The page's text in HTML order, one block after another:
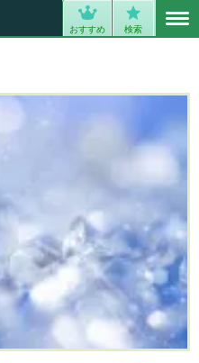
おすすめ 検索